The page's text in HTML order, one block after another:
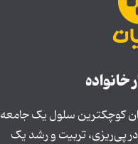
خانواده
کوچکترین سلول یک جامعه
پی‌ریزی، تربیت و رشد یک